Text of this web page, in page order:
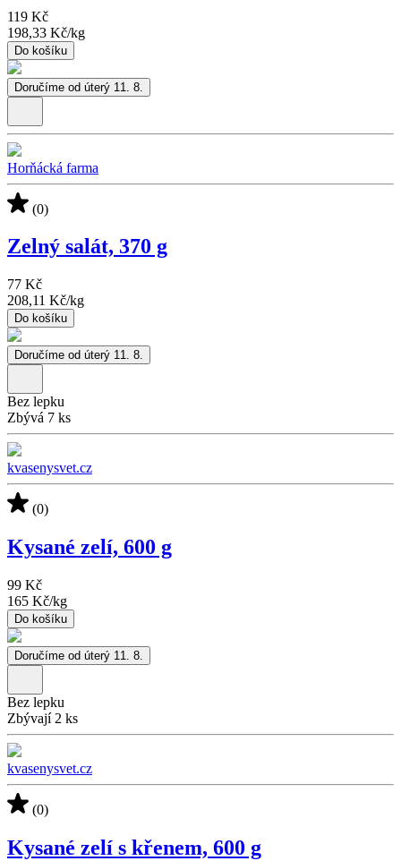
119 Kč
198,33 Kč/kg
Do košíku
Doručíme od úterý 11. 8.
Horňácká farma
(0)
Zelný salát, 370 g
77 Kč
208,11 Kč/kg
Do košíku
Doručíme od úterý 11. 8.
Bez lepku
Zbývá 7 ks
kvasenysvet.cz
(0)
Kysané zelí, 600 g
99 Kč
165 Kč/kg
Do košíku
Doručíme od úterý 11. 8.
Bez lepku
Zbývají 2 ks
kvasenysvet.cz
(0)
Kysané zelí s křenem, 600 g